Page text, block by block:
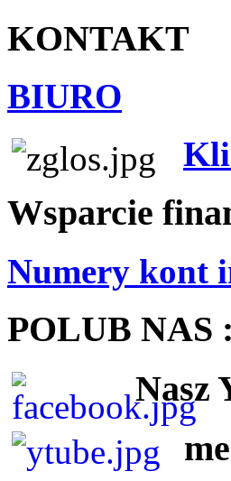
KONTAKT
BIURO
Wsparcie
Numery kont
POLUB NAS
Nasz